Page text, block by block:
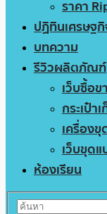
ราคา
ปฏิทินเศรษฐ
บทความ
รีวิวผลิตภัณฑ์
เว็บซื้อข
กระเป๋า
เครื่องขุ
เว็บขุด
ห้องเรียน